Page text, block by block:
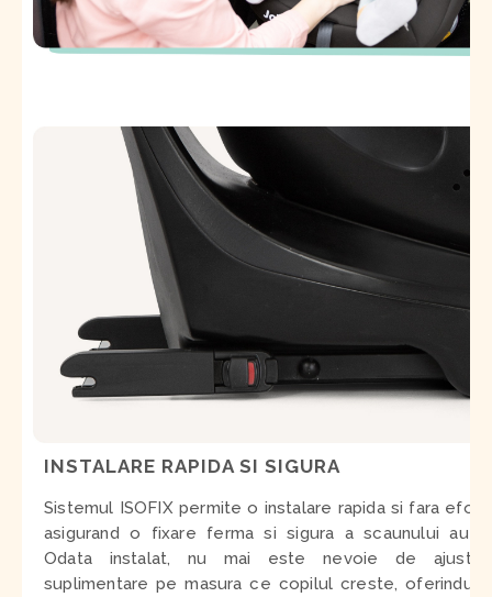
INSTALARE RAPIDA SI SIGURA
Sistemul ISOFIX permite o instalare rapida si fara efort,
asigurand o fixare ferma si sigura a scaunului auto.
Odata instalat, nu mai este nevoie de ajustari
suplimentare pe masura ce copilul creste, oferindu-ti